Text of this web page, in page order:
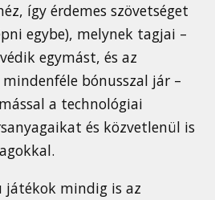
így érdemes szövetséget
egybe), melynek tagjai –
egymást, és az
bónusszal jár –
a technológiai
és közvetlenül is
mindig is az